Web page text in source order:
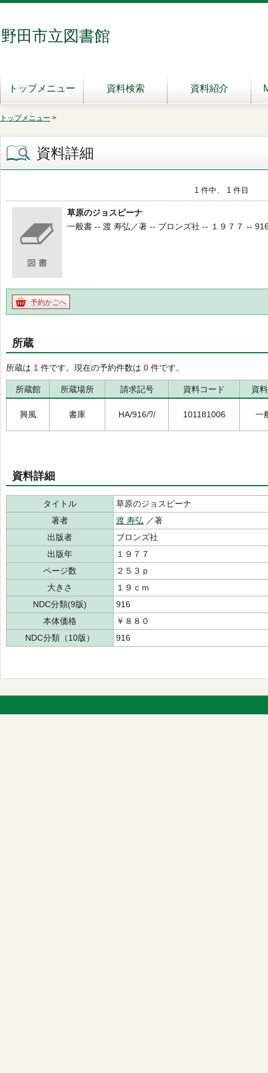
野田市立図書館
トップメニュー 資料検索 資料紹介
トップメニュー >
資料詳細
1 件中、 1 件目
草原のジョスピーナ
一般書 -- 渡 寿弘／著 -- ブロンズ社 -- １９７７ --
予約かごへ
所蔵
所蔵は 1 件です。現在の予約件数は 0 件です。
所蔵館 所蔵場所 請求記号 資料コード 資
興風 書庫 HA/916/ﾜ/ 101181006 一
資料詳細
タイトル
草原のジョスピーナ
著者
渡 寿弘 ／著
出版者
ブロンズ社
出版年
１９７７
ページ数
２５３ｐ
大きさ
１９ｃｍ
NDC分類(9版)
916
本体価格
￥８８０
NDC分類（10版）
916